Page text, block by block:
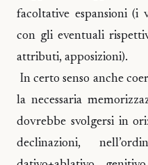
facoltative espansioni (i
con gli eventuali
attributi, apposizioni).
In certo senso anche
la necessaria
dovrebbe svolgersi in
declinazioni,